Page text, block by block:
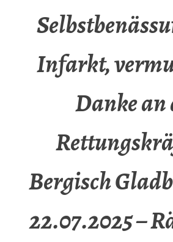
Infarkt,
Danke an
Bergisch
22.07.2025 –